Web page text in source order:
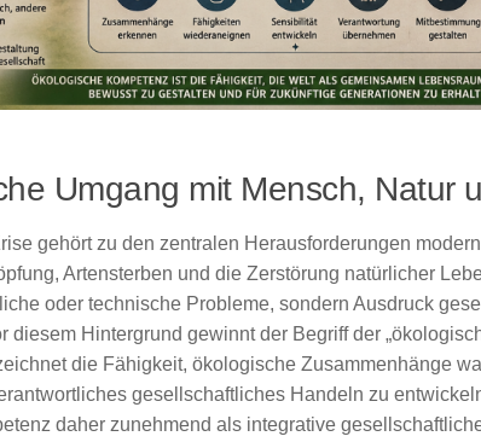
Umgang mit Mensch, Natur
gehört zu den zentralen Herausforderungen
Artensterben und die Zerstörung natürlicher
oder technische Probleme, sondern Ausdruck
diesem Hintergrund gewinnt der Begriff der
die Fähigkeit, ökologische Zusammenhänge
gesellschaftliches Handeln zu
daher zunehmend als integrative